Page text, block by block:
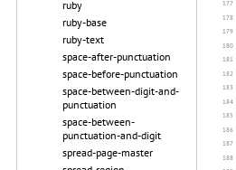
ruby
ruby-base
ruby-text
space-after-punctuation
space-before-punctuation
space-between-digit-and-
punctuation
space-between-
punctuation-and-digit
spread-page-master